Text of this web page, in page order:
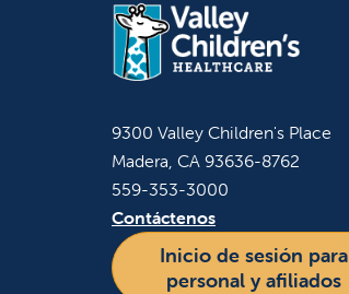
9300 Valley Children's Place
Madera, CA 93636-8762
559-353-3000
Contáctenos
Inicio de sesión para
personal y afiliados